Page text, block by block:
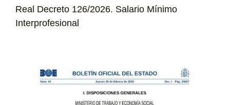
Real Decreto 126/2026. Salario Mínimo
Interprofesional